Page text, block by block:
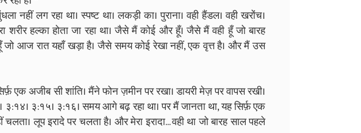
नहीं लग रहा था। स्पष्ट था। लकड़ी का। पुराना। वही हैंडल। वही खरोंच।
हल्का होता जा रहा था। जैसे मैं कोई और हूँ। जैसे मैं वही हूँ जो बारह
जो आज रात यहाँ खड़ा है। जैसे समय कोई रेखा नहीं, एक वृत्त है। और मैं उस
एक अजीब सी शांति। मैंने फोन ज़मीन पर रखा। डायरी मेज़ पर वापस रखी।
३:१४। ३:१५। ३:१६। समय आगे बढ़ रहा था। पर मैं जानता था, यह सिर्फ़ एक
लूप इरादे पर चलता है। और मेरा इरादा... वही था जो बारह साल पहले